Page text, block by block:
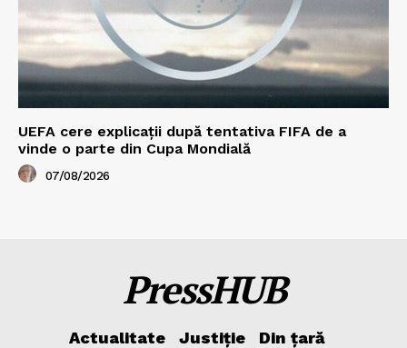
UEFA cere explicații după tentativa FIFA de a
vinde o parte din Cupa Mondială
07/08/2026
PressHUB
Actualitate Justiție
Din țară